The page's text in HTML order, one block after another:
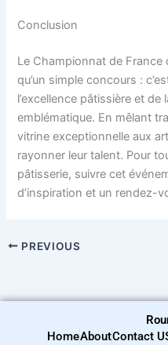
Conclusion
Le Championnat de
qu’un simple concours :
l’excellence pâtissière et
emblématique. En mêlant
vitrine exceptionnelle aux
rayonner leur talent. Pour
pâtisserie, suivre cet
d’inspiration et un rendez-
PREVIOUS
HomeAboutContact